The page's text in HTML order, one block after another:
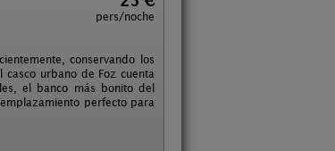
pers/noche
conservando los
urbano de Foz cuenta
el banco más bonito del
perfecto para